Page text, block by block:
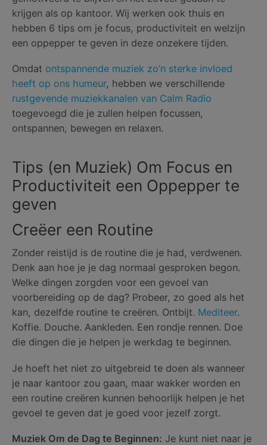
krijgen als op kantoor. Wij werken ook thuis en
hebben 6 tips om je focus, productiviteit en welzijn
een oppepper te geven in deze onzekere tijden.
Omdat ontspannende muziek zo’n sterke invloed
heeft op ons humeur, hebben we verschillende
rustgevende muziekkanalen van Calm Radio
toegevoegd die je zullen helpen focussen,
ontspannen, bewegen en relaxen.
Tips (en Muziek) Om Focus en
Productiviteit een Oppepper te
geven
Creëer een Routine
Zonder reistijd is de routine die je had, verdwenen.
Denk aan hoe je je dag normaal gesproken begon.
Welke dingen zorgden voor een gevoel van
voorbereiding op de dag? Probeer, zo goed als het
kan, dezelfde routine te creëren. Ontbijt. Mediteer.
Koffie. Douche. Aankleden. Een rondje rennen. Doe
die dingen die je helpen je werkdag te beginnen.
Je hoeft het niet zo uitgebreid te doen als wanneer
je naar kantoor zou gaan, maar wakker worden en
een routine creëren kunnen behoorlijk helpen je het
gevoel te geven dat je goed voor jezelf zorgt.
Muziek Om de Dag te Beginnen: Je kunt niet naar je